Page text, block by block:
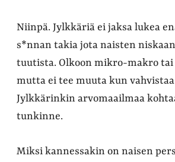
Niinpä. Jylkkäriä ei jaksa lukea
s*nnan takia jota naisten
tuutista. Olkoon mikro-makro
mutta ei tee muuta kun
Jylkkärinkin arvomaailmaa
tunkinne.
Miksi kannessakin on naisen